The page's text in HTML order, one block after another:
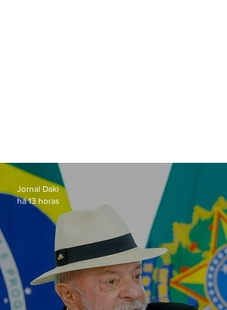
Jornal Daki
há 13 horas